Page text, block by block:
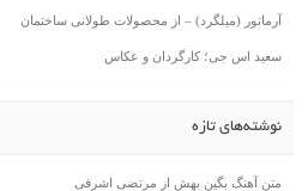
آرماتور (میلگرد) – از محصولات طولانی ساختمان
سعید اس جی؛ کارگردان و عکاس
نوشته‌های تازه
متن آهنگ بگین بهش از مرتضی اشرفی